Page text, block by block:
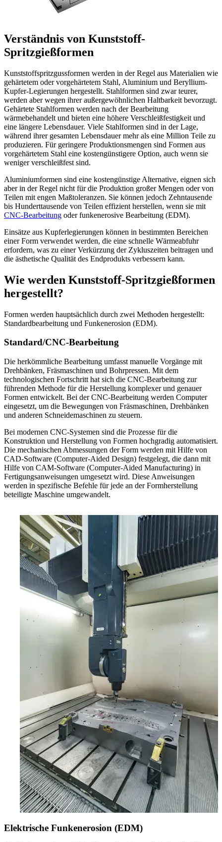
Verständnis von Kunststoff-
Spritzgießformen
Kunststoffspritzgussformen werden in der Regel aus Materialien wie
gehärtetem oder vorgehärtetem Stahl, Aluminium und Beryllium-
Kupfer-Legierungen hergestellt. Stahlformen sind zwar teurer,
werden aber wegen ihrer außergewöhnlichen Haltbarkeit bevorzugt.
Gehärtete Stahlformen werden nach der Bearbeitung
wärmebehandelt und bieten eine höhere Verschleißfestigkeit und
eine längere Lebensdauer. Viele Stahlformen sind in der Lage,
während ihrer gesamten Lebensdauer mehr als eine Million Teile zu
produzieren. Für geringere Produktionsmengen sind Formen aus
vorgehärtetem Stahl eine kostengünstigere Option, auch wenn sie
weniger verschleißfest sind.
Aluminiumformen sind eine kostengünstige Alternative, eignen sich
aber in der Regel nicht für die Produktion großer Mengen oder von
Teilen mit engen Maßtoleranzen. Sie können jedoch Zehntausende
bis Hunderttausende von Teilen effizient herstellen, wenn sie mit
CNC-Bearbeitung oder funkenerosive Bearbeitung (EDM).
Einsätze aus Kupferlegierungen können in bestimmten Bereichen
einer Form verwendet werden, die eine schnelle Wärmeabfuhr
erfordern, was zu einer Verkürzung der Zykluszeiten beitragen und
die ästhetische Qualität des Endprodukts verbessern kann.
Wie werden Kunststoff-Spritzgießformen
hergestellt?
Formen werden hauptsächlich durch zwei Methoden hergestellt:
Standardbearbeitung und Funkenerosion (EDM).
Standard/CNC-Bearbeitung
Die herkömmliche Bearbeitung umfasst manuelle Vorgänge mit
Drehbänken, Fräsmaschinen und Bohrpressen. Mit dem
technologischen Fortschritt hat sich die CNC-Bearbeitung zur
führenden Methode für die Herstellung komplexer und genauer
Formen entwickelt. Bei der CNC-Bearbeitung werden Computer
eingesetzt, um die Bewegungen von Fräsmaschinen, Drehbänken
und anderen Schneidemaschinen zu steuern.
Bei modernen CNC-Systemen sind die Prozesse für die
Konstruktion und Herstellung von Formen hochgradig automatisiert.
Die mechanischen Abmessungen der Form werden mit Hilfe von
CAD-Software (Computer-Aided Design) festgelegt, die dann mit
Hilfe von CAM-Software (Computer-Aided Manufacturing) in
Fertigungsanweisungen umgesetzt wird. Diese Anweisungen
werden in spezifische Befehle für jede an der Formherstellung
beteiligte Maschine umgewandelt.
Elektrische Funkenerosion (EDM)